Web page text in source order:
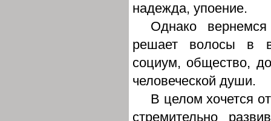
надежда, упоение.
Однако
решает волосы в
социум, общество,
человеческой души.
В целом хочется
стремительно